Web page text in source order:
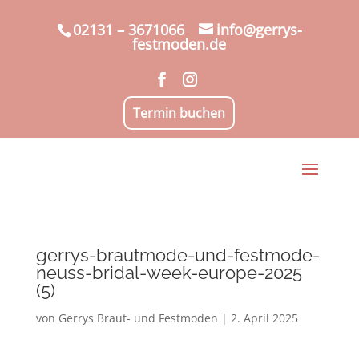
02131 – 3671066 info@gerrys-
festmoden.de
Termin buchen
gerrys-brautmode-und-festmode-
neuss-bridal-week-europe-2025
(5)
von Gerrys Braut- und Festmoden | 2. April 2025